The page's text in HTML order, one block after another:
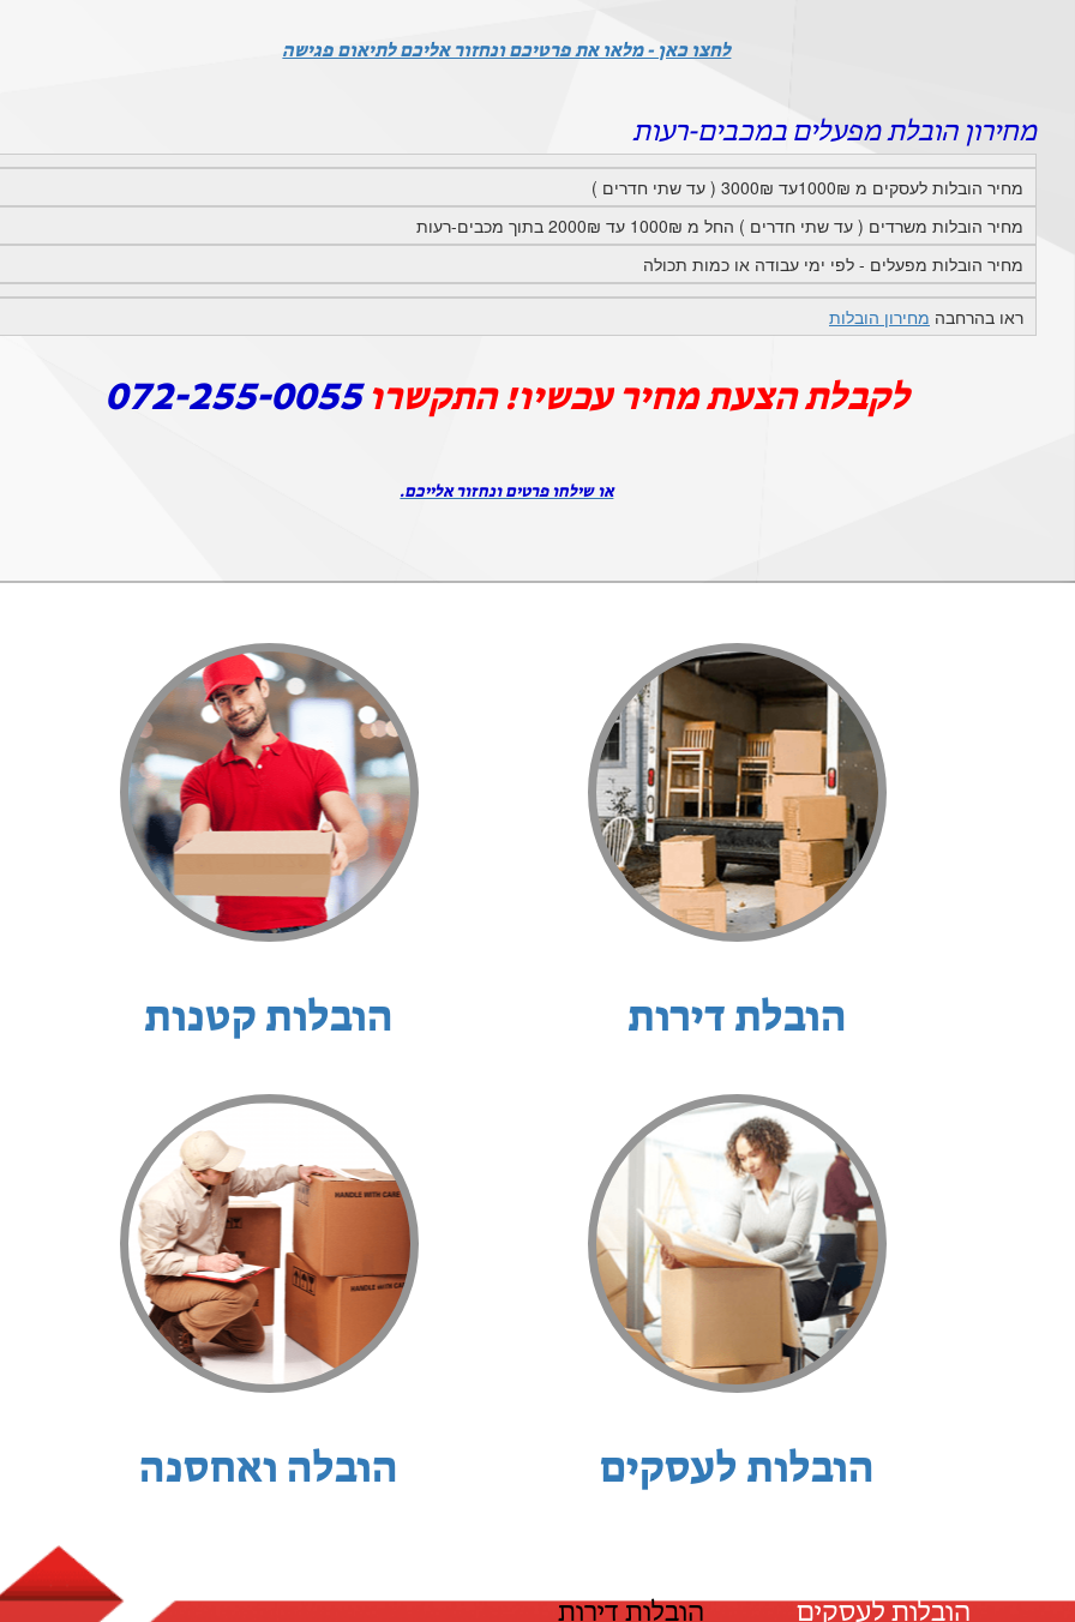
לחצו כאן - מלאו את פרטיכם ונחזור אליכם לתיאום פגישה
מחירון הובלת מפעלים במכבים-רעות
מחיר הובלות לעסקים מ 1000₪עד 3000₪ ( עד שתי חדרים )
מחיר הובלות משרדים ( עד שתי חדרים ) החל מ 1000₪ עד 2000₪ בתוך מכבים-רעות
מחיר הובלות מפעלים - לפי ימי עבודה או כמות תכולה
ראו בהרחבה מחירון הובלות
לקבלת הצעת מחיר עכשיו! התקשרו072-255-0055
או שילחו פרטים ונחזור אלייכם.
הובלות קטנות הובלת דירות
הובלה ואחסנה הובלות לעסקים
הובלות לעסקים הובלות דירות